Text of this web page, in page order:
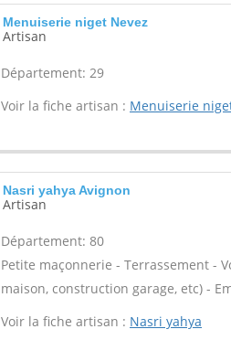
Menuiserie niget Nevez
Artisan
Département: 29
Voir la fiche artisan : Menuiserie
Nasri yahya Avignon
Artisan
Département: 80
Petite maçonnerie - Terrassement -
maison, construction garage, etc) -
Voir la fiche artisan : Nasri yahya